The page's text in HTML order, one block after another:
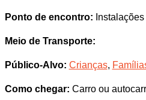
Ponto de encontro:
Meio de Transporte:
Público-Alvo: Crianças,
Como chegar: Carro ou